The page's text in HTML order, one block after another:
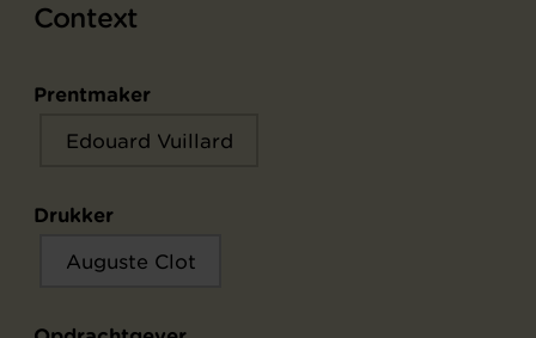
Context
Prentmaker
Edouard Vuillard
Drukker
Auguste Clot